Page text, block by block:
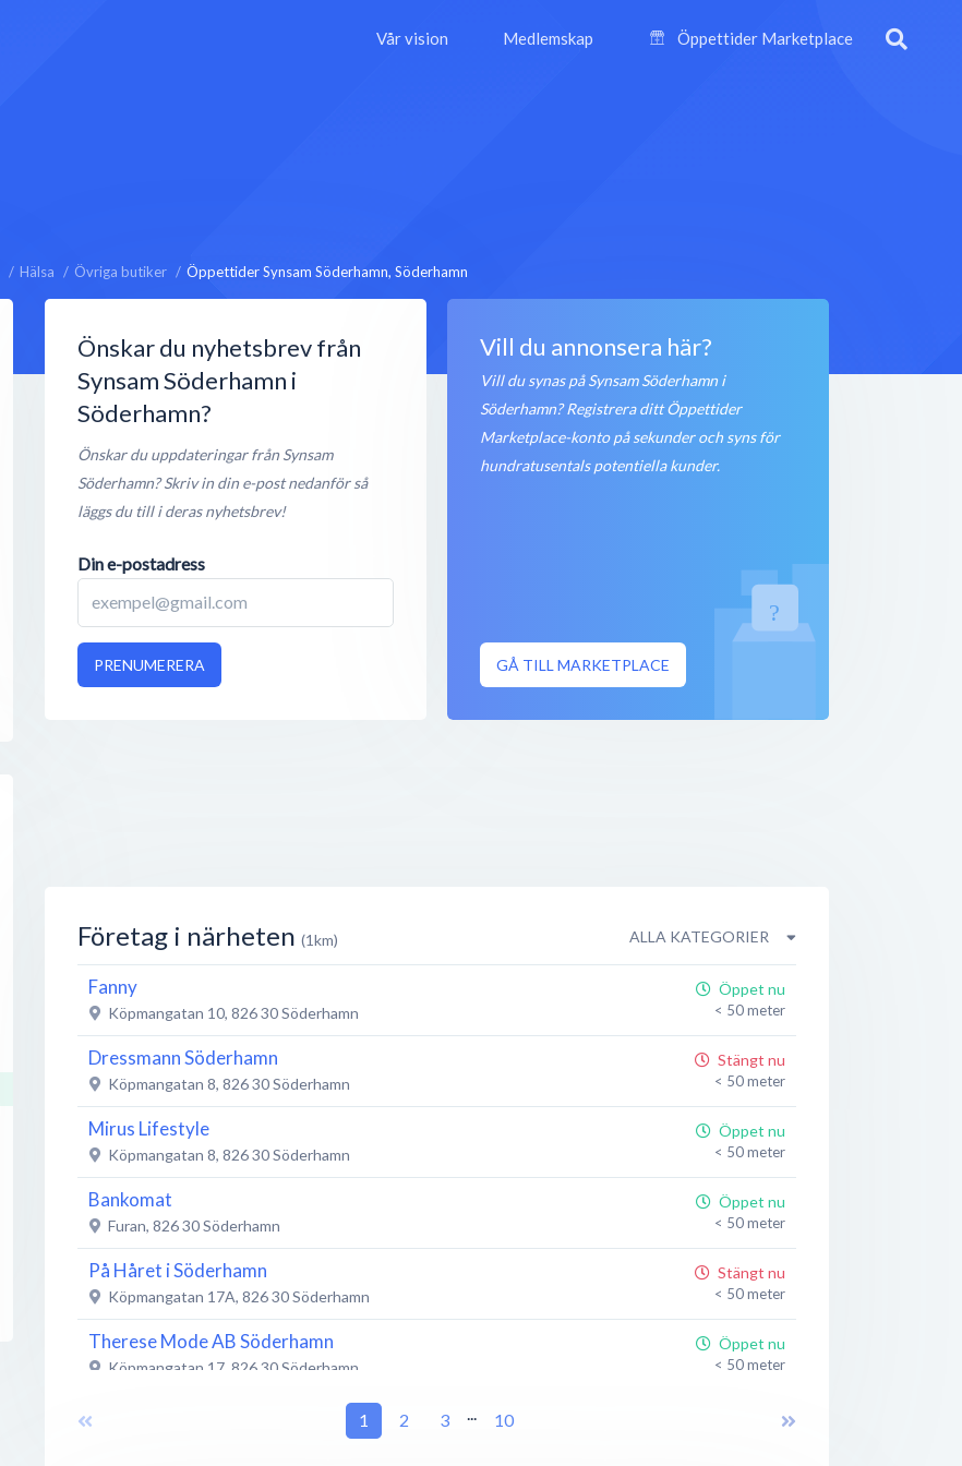
Vår vision Medlemskap Öppettider Marketplace
Hälsa Övriga butiker Öppettider Synsam Söderhamn, Söderhamn
Önskar du nyhetsbrev från
Synsam Söderhamn i
Söderhamn?
Önskar du uppdateringar från Synsam
Söderhamn? Skriv in din e-post nedanför så
läggs du till i deras nyhetsbrev!
Din e-postadress
PRENUMERERA
Vill du annonsera här?
Vill du synas på Synsam Söderhamn i
Söderhamn? Registrera ditt Öppettider
Marketplace-konto på sekunder och syns för
hundratusentals potentiella kunder.
GÅ TILL MARKETPLACE
Företag i närheten (1km) ALLA KATEGORIER
Fanny
Köpmangatan 10, 826 30Söderhamn
Öppet nu
< 50 meter
Dressmann Söderhamn
Köpmangatan 8, 826 30Söderhamn
Stängt nu
< 50 meter
Mirus Lifestyle
Köpmangatan 8, 826 30Söderhamn
Öppet nu
< 50 meter
Bankomat
Furan, 826 30Söderhamn
Öppet nu
< 50 meter
På Håret i Söderhamn
Köpmangatan 17A, 826 30Söderhamn
Stängt nu
< 50 meter
Therese Mode AB Söderhamn
Köpmangatan 17, 826 30Söderhamn
Öppet nu
< 50 meter
Balconetten
Söderhamn
Öppet nu
1 2 3 ... 10